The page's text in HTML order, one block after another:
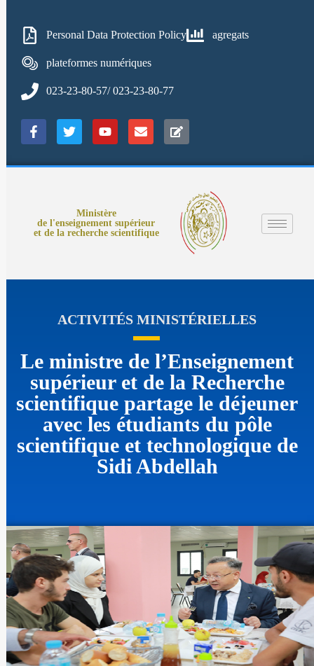
Personal Data Protection Policy agregats
plateformes numériques
023-23-80-57/ 023-23-80-77
Ministère
de l'enseignement supérieur
et de la recherche scientifique
ACTIVITÉS MINISTÉRIELLES
Le ministre de l’Enseignement
supérieur et de la Recherche
scientifique partage le déjeuner
avec les étudiants du pôle
scientifique et technologique de
Sidi Abdellah